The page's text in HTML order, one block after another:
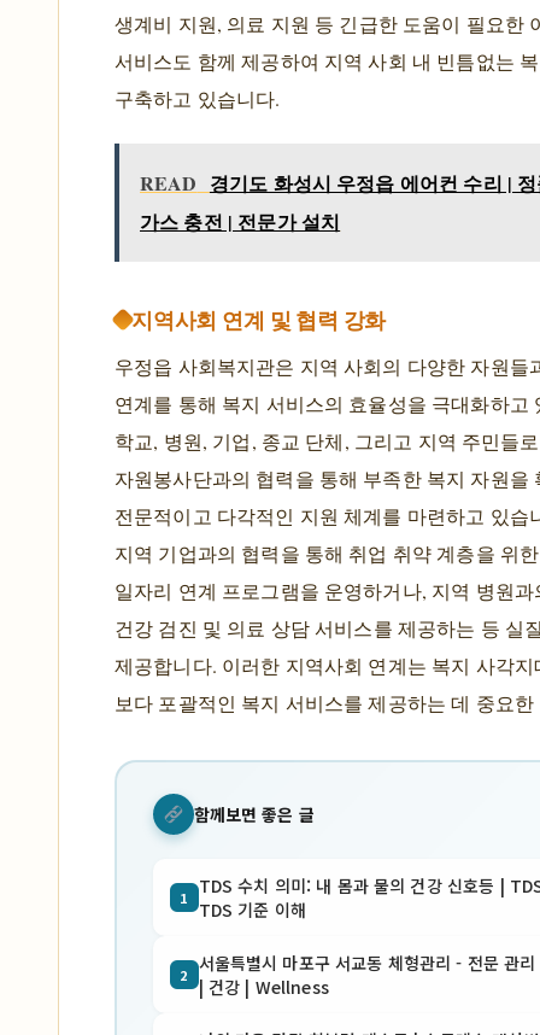
생계비 지원, 의료 지원 등 긴급한 도움이 필요한
서비스도 함께 제공하여 지역 사회 내 빈틈없는
구축하고 있습니다.
READ 경기도 화성시 우정읍 에어컨 수리 |
가스 충전 | 전문가 설치
지역사회 연계 및 협력 강화
우정읍 사회복지관은 지역 사회의 다양한 자원들
연계를 통해 복지 서비스의 효율성을 극대화하고
학교, 병원, 기업, 종교 단체, 그리고 지역 주민들
자원봉사단과의 협력을 통해 부족한 복지 자원을
전문적이고 다각적인 지원 체계를 마련하고 있습
지역 기업과의 협력을 통해 취업 취약 계층을 위
일자리 연계 프로그램을 운영하거나, 지역 병원
건강 검진 및 의료 상담 서비스를 제공하는 등 실
제공합니다. 이러한 지역사회 연계는 복지 사각
보다 포괄적인 복지 서비스를 제공하는 데 중요
함께보면 좋은 글
1 TDS 수치 의미: 내 몸과 물의 건강 신호등 |
TDS 기준 이해
2 서울특별시 마포구 서교동 체형관리 - 전문 관
| 건강 | Wellness